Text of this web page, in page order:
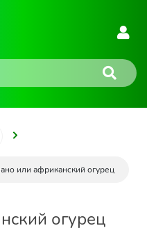
или африканский огурец
огурец